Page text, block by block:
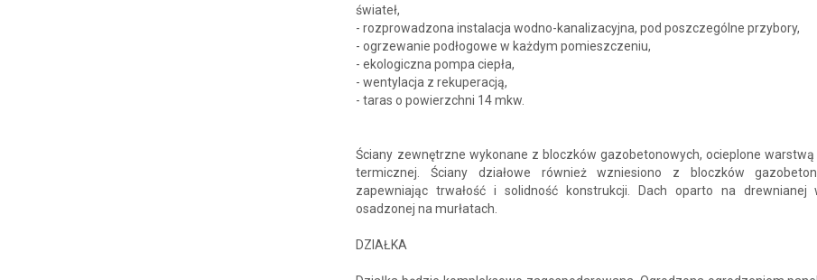
świateł,
- rozprowadzona instalacja wodno-kanalizacyjna, pod poszczególne przybory,
- ogrzewanie podłogowe w każdym pomieszczeniu,
- ekologiczna pompa ciepła,
- wentylacja z rekuperacją,
- taras o powierzchni 14 mkw.
Ściany zewnętrzne wykonane z bloczków gazobetonowych, ocieplone warstwą
termicznej. Ściany działowe również wzniesiono z bloczków
zapewniając trwałość i solidność konstrukcji. Dach oparto na drewnianej
osadzonej na murłatach.
DZIAŁKA